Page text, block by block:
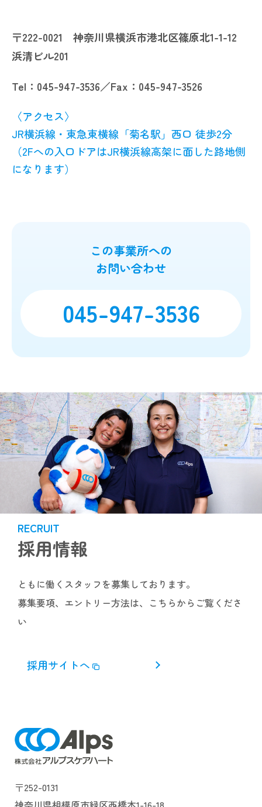
〒222-0021 神奈川県横浜市港北区篠原北1-1-12
浜清ビル201
Tel：045-947-3536／Fax：045-947-3526
〈アクセス〉
JR横浜線・東急東横線「菊名駅」西口 徒歩2分
（2Fへの入口ドアはJR横浜線高架に面した路地側
になります）
この事業所への
お問い合わせ
045-947-3536
RECRUIT
採用情報
ともに働くスタッフを募集しております。
募集要項、エントリー方法は、こちらからご覧くださ
い
採用サイトへ
〒252-0131